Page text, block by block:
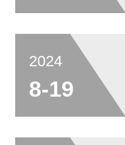
2024
8-19